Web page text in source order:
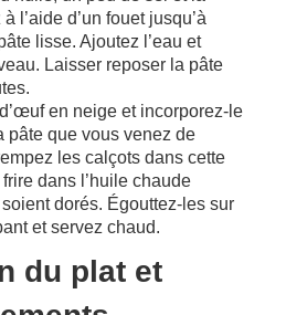
l’aide d’un fouet jusqu’à
lisse. Ajoutez l’eau et
Laisser reposer la pâte
en neige et incorporez-le
pâte que vous venez de
les calçots dans cette
dans l’huile chaude
soient dorés. Égouttez-les sur
et servez chaud.
du plat et